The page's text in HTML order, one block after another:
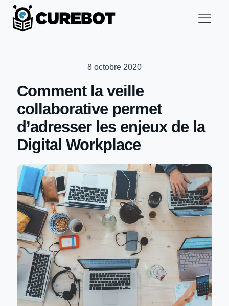
8 octobre 2020
Comment la veille
collaborative permet
d’adresser les enjeux de la
Digital Workplace